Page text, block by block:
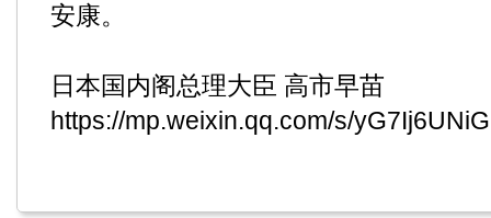
安康。
日本国内阁总理大臣 高市早苗
https://mp.weixin.qq.com/s/